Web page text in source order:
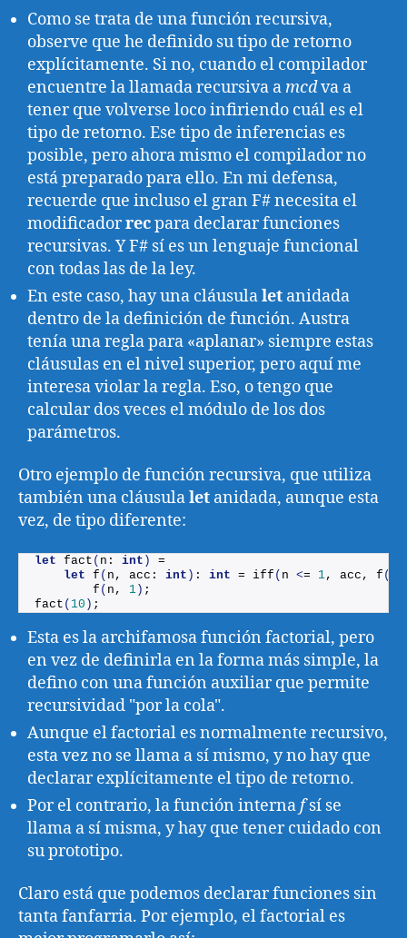
Como se trata de una función recursiva,
observe que he definido su tipo de retorno
explícitamente. Si no, cuando el compilador
encuentre la llamada recursiva a mcdva a
tener que volverse loco infiriendo cuál es el
tipo de retorno. Ese tipo de inferencias es
posible, pero ahora mismo el compilador no
está preparado para ello. En mi defensa,
recuerde que incluso el gran F# necesita el
modificadorrecpara declarar funciones
recursivas. Y F# sí es un lenguaje funcional
con todas las de la ley.
En este caso, hay una cláusulalet anidada
dentro de la definición de función. Austra
tenía una regla para «aplanar» siempre estas
cláusulas en el nivel superior, pero aquí me
interesa violar la regla. Eso, o tengo que
calcular dos veces el módulo de los dos
parámetros.
Otro ejemplo de función recursiva, que utiliza
también una cláusulalet anidada, aunque esta
vez, de tipo diferente:
let fact ( n: int )
=
let f ( n, acc: int ) : int = iff ( n <= 1, acc, f (
f ( n, 1) ;
fact ( 10 ) ;
Esta es la archifamosa función factorial, pero
en vez de definirla en la forma más simple, la
defino con una función auxiliar que permite
recursividad "por la cola".
Aunque el factorial es normalmente recursivo,
esta vez no se llama a sí mismo, y no hay que
declarar explícitamente el tipo de retorno.
Por el contrario, la función internafsí se
llama a sí misma, y hay que tener cuidado con
su prototipo.
Claro está que podemos declarar funciones sin
tanta fanfarria. Por ejemplo, el factorial es